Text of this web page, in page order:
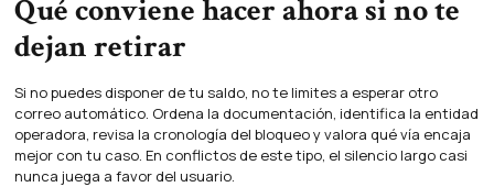
Qué conviene hacer ahora si no te
dejan retirar
Si no puedes disponer de tu saldo, no te limites a esperar otro
correo automático. Ordena la documentación, identifica la entidad
operadora, revisa la cronología del bloqueo y valora qué vía encaja
mejor con tu caso. En conflictos de este tipo, el silencio largo casi
nunca juega a favor del usuario.